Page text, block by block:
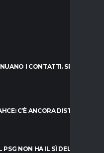
I CONTATTI. SPUNTA
C’È ANCORA DISTANZA
NON HA IL SÌ DEL PARMA